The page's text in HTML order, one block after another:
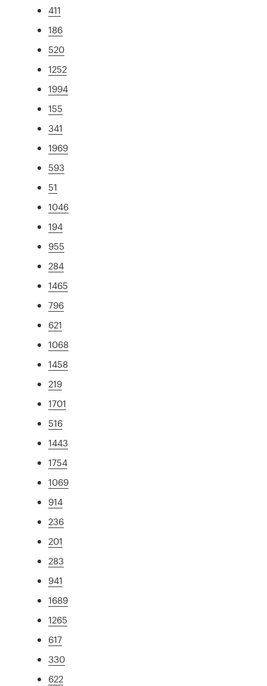
411
186
520
1252
1994
155
341
1969
593
51
1046
194
955
284
1465
796
621
1068
1458
219
1701
516
1443
1754
1069
914
236
201
283
941
1689
1265
617
330
622